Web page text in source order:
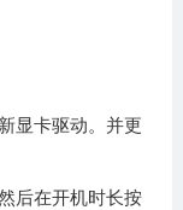
显卡驱动。并更
后在开机时长按